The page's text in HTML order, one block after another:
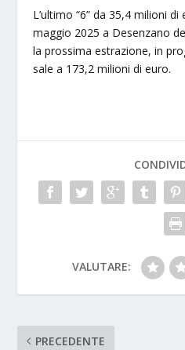
L’ultimo “6” da 35,4 milioni
maggio 2025 a Desenzano
la prossima estrazione, in
sale a 173,2 milioni di euro.
VALUTARE:
PRECEDENTE